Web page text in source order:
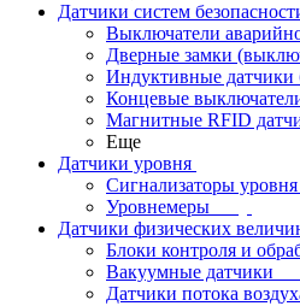
Датчики систем
Выключатели
Дверные замки
Индуктивные датчики
Концевые
Магнитные RFID
Еще
Датчики уровня
Сигнализаторы уровня
Уровнемеры
Датчики физических
Блоки контроля и
Вакуумные датчики
Датчики потока